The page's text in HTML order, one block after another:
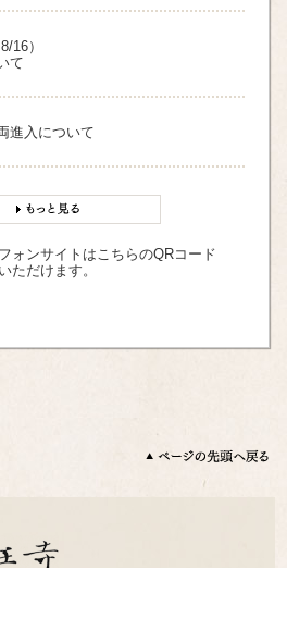
16）
て
進入について
ォンサイトはこちらのQRコード
ただけます。